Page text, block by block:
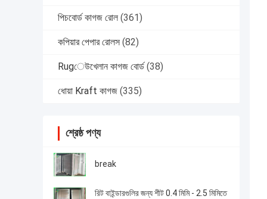
পিচবোর্ড কাগজ রোল (361)
কপিয়ার পেপার রোলস (82)
Rugেউখেলান কাগজ বোর্ড (38)
ধোয়া Kraft কাগজ (335)
শ্রেষ্ঠ পণ্য
break
রিট বাইন্ডারগুলির জন্য শীট 0.4 মিমি - 2.5 মিমিতে